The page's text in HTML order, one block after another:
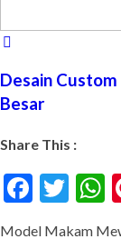
Desain
Besar
Share This :
Model Makam